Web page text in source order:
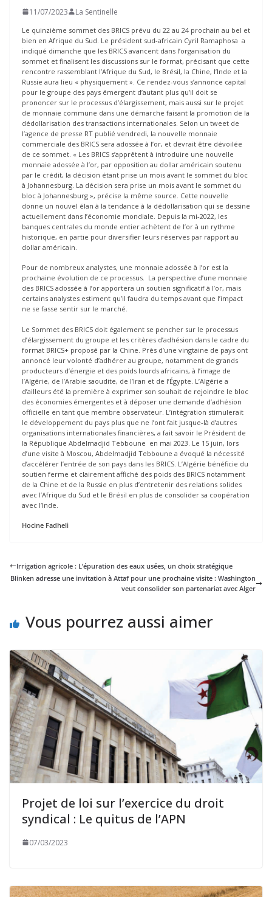
11/07/2023 La Sentinelle
Le quinzième sommet des BRICS prévu du 22 au 24 prochain au bel et
bien en Afrique du Sud. Le président sud-africain Cyril Ramaphosa a
indiqué dimanche que les BRICS avancent dans l’organisation du
sommet et finalisent les discussions sur le format, précisant que cette
rencontre rassemblant l’Afrique du Sud, le Brésil, la Chine, l’Inde et la
Russie aura lieu « physiquement ». Ce rendez-vous s’annonce capital
pour le groupe des pays émergent d’autant plus qu’il doit se
prononcer sur le processus d’élargissement, mais aussi sur le projet
de monnaie commune dans une démarche faisant la promotion de la
dédollarisation des transactions internationales. Selon un tweet de
l’agence de presse RT publié vendredi, la nouvelle monnaie
commerciale des BRICS sera adossée à l’or, et devrait être dévoilée
de ce sommet. « Les BRICS s’apprêtent à introduire une nouvelle
monnaie adossée à l’or, par opposition au dollar américain soutenu
par le crédit, la décision étant prise un mois avant le sommet du bloc
à Johannesburg. La décision sera prise un mois avant le sommet du
bloc à Johannesburg », précise la même source. Cette nouvelle
donne un nouvel élan à la tendance à la dédollarisation qui se dessine
actuellement dans l’économie mondiale. Depuis la mi-2022, les
banques centrales du monde entier achètent de l’or à un rythme
historique, en partie pour diversifier leurs réserves par rapport au
dollar américain.
Pour de nombreux analystes, une monnaie adossée à l’or est la
prochaine évolution de ce processus. La perspective d’une monnaie
des BRICS adossée à l’or apportera un soutien significatif à l’or, mais
certains analystes estiment qu’il faudra du temps avant que l’impact
ne se fasse sentir sur le marché.
Le Sommet des BRICS doit également se pencher sur le processus
d’élargissement du groupe et les critères d’adhésion dans le cadre du
format BRICS+ proposé par la Chine. Près d’une vingtaine de pays ont
annoncé leur volonté d’adhérer au groupe, notamment de grands
producteurs d’énergie et des poids lourds africains, à l’image de
l’Algérie, de l’Arabie saoudite, de l’Iran et de l’Égypte. L’Algérie a
d’ailleurs été la première à exprimer son souhait de rejoindre le bloc
des économies émergentes et à déposer une demande d’adhésion
officielle en tant que membre observateur. L’intégration stimulerait
le développement du pays plus que ne l’ont fait jusque-là d’autres
organisations internationales financières, a fait savoir le Président de
la République Abdelmadjid Tebboune en mai 2023. Le 15 juin, lors
d’une visite à Moscou, Abdelmadjid Tebboune a évoqué la nécessité
d’accélérer l’entrée de son pays dans les BRICS. L’Algérie bénéficie du
soutien ferme et clairement affiché des poids des BRICS notamment
de la Chine et de la Russie en plus d’entretenir des relations solides
avec l’Afrique du Sud et le Brésil en plus de consolider sa coopération
avec l’Inde.
Hocine Fadheli
Irrigation agricole : L’épuration des eaux usées, un choix stratégique
Blinken adresse une invitation à Attaf pour une prochaine visite : Washington
veut consolider son partenariat avec Alger
Vous pourrez aussi aimer
Projet de loi sur l’exercice du droit
syndical : Le quitus de l’APN
07/03/2023